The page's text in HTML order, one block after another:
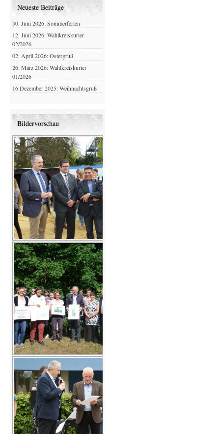
Neueste Beiträge
30. Juni 2026: Sommerferien
12. Juni 2026: Wahlkreiskurier
02/2026
02. April 2026: Ostergruß
26. März 2026: Wahlkreiskurier
01/2026
16.Dezember 2025: Weihnachtsgruß
Bildervorschau